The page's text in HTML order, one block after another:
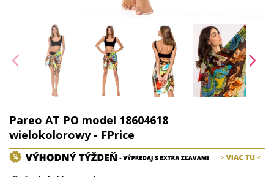
Pareo AT PO model 18604618
wielokolorowy - FPrice